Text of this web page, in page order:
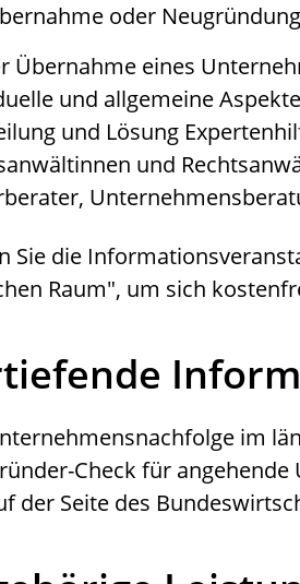
oder
Übernahme eines
und allgemeine
und Lösung
und
Sie die
Raum", um sich
im
Check für angehende
der Seite des